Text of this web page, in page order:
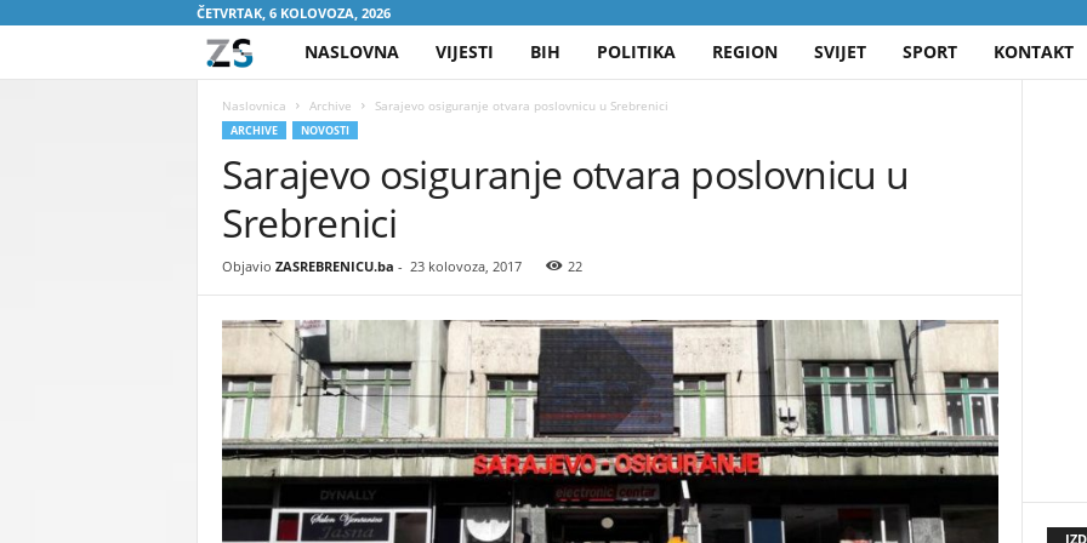
ČETVRTAK, 6 KOLOVOZA, 2026
A
R
E
B
R
E
N
NASLOVNA VIJESTI BIH POLITIKA REGION SVIJET SPORT KONTAKT
Naslovnica Archive Sarajevo osiguranje otvara poslovnicu u Srebrenici
ARCHIVE NOVOSTI
Sarajevo osiguranje otvara poslovnicu u
Srebrenici
Objavio ZASREBRENICU.ba - 23 kolovoza, 2017 22